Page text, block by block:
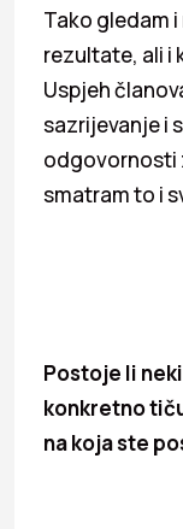
Tako gledam
rezultate, ali i
Uspjeh
sazrijevanje i
odgovornosti
smatram to i
Postoje li
konkretno
na koja ste